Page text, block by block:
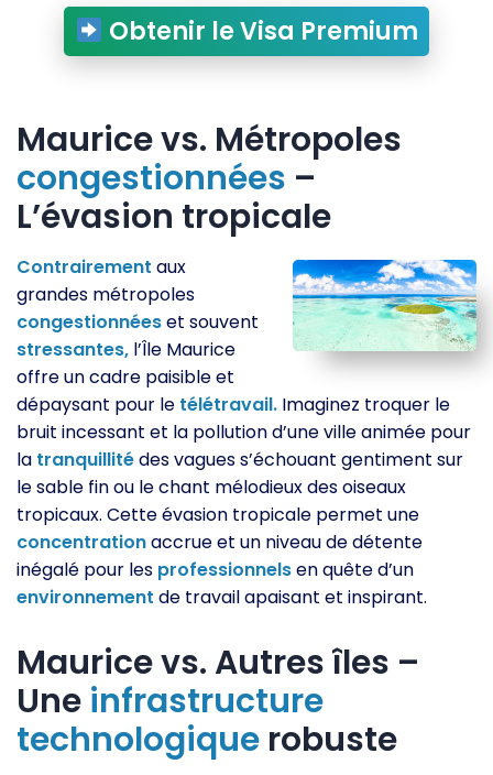
Obtenir le Visa Premium
Maurice vs. Métropoles
congestionnées –
L’évasion tropicale
Contrairement aux
grandes métropoles
congestionnéeset souvent
stressantes, l’Île Maurice
offre un cadre paisible et
dépaysant pour le télétravail. Imaginez troquer le
bruit incessant et la pollution d’une ville animée pour
la tranquillitédes vagues s’échouant gentiment sur
le sable fin ou le chant mélodieux des oiseaux
tropicaux. Cette évasion tropicale permet une
concentrationaccrue et un niveau de détente
inégalé pour les professionnelsen quête d’un
environnement de travail apaisant et inspirant.
Maurice vs. Autres îles –
Une infrastructure
technologique robuste